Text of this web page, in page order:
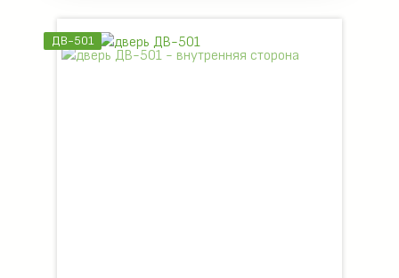
ДВ-501